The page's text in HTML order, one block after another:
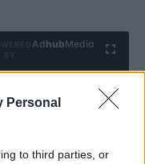
Personal
to third parties, or
Ad hubMedia